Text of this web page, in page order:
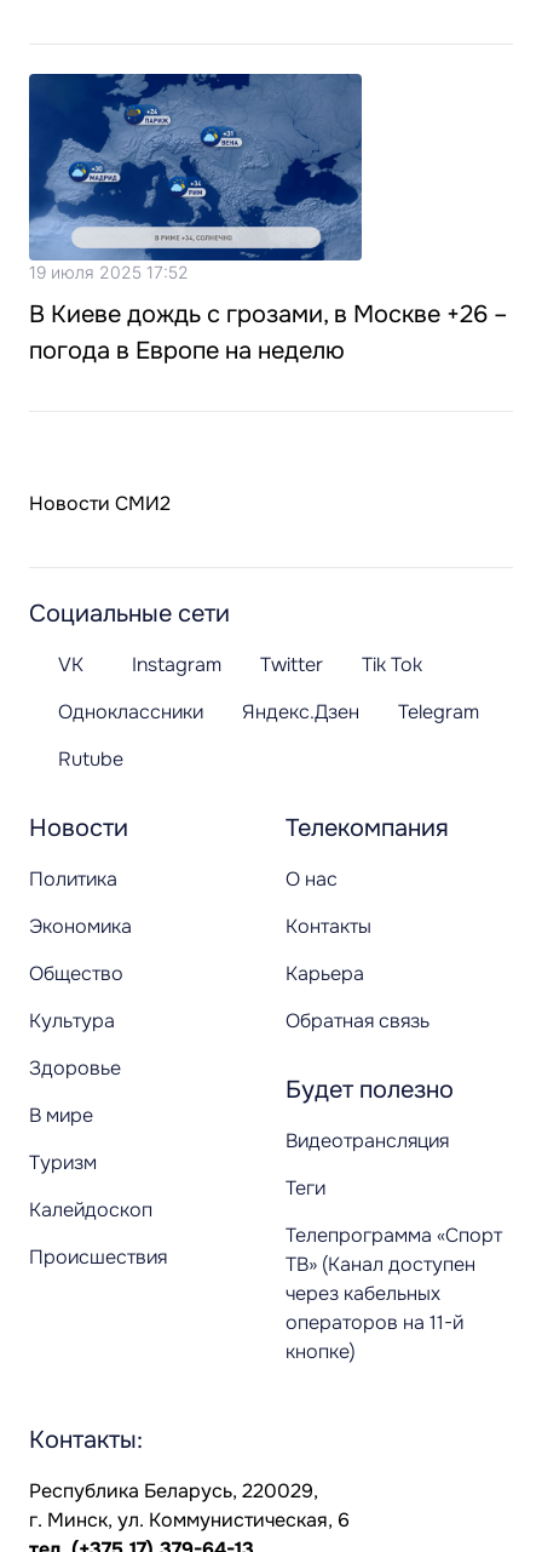
19 июля 2025 17:52
В Киеве дождь с грозами, в Москве +26 –
погода в Европе на неделю
Новости СМИ2
Новости
Политика
Экономика
Общество
Культура
Здоровье
В мире
Туризм
Калейдоскоп
Происшествия
Телекомпания
О нас
Контакты
Карьера
Обратная связь
Будет полезно
Видеотрансляция
Теги
Телепрограмма «Спорт
ТВ» (Канал доступен
через кабельных
операторов на 11-й
кнопке)
Социальные сети
VK Instagram Twitter
Tik Tok
Одноклассники
Яндекс.Дзен
Telegram
Rutube
Контакты:
Республика Беларусь, 220029,
г. Минск, ул. Коммунистическая, 6